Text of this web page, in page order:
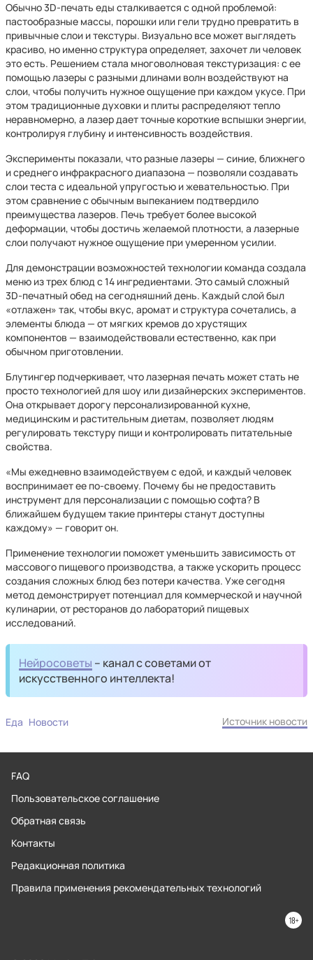
Обычно 3D-печать еды сталкивается с одной проблемой:
пастообразные массы, порошки или гели трудно превратить в
привычные слои и текстуры. Визуально все может выглядеть
красиво, но именно структура определяет, захочет ли человек
это есть. Решением стала многоволновая текстуризация: с ее
помощью лазеры с разными длинами волн воздействуют на
слои, чтобы получить нужное ощущение при каждом укусе. При
этом традиционные духовки и плиты распределяют тепло
неравномерно, а лазер дает точные короткие вспышки энергии,
контролируя глубину и интенсивность воздействия.
Эксперименты показали, что разные лазеры — синие, ближнего
и среднего инфракрасного диапазона — позволяли создавать
слои теста с идеальной упругостью и жевательностью. При
этом сравнение с обычным выпеканием подтвердило
преимущества лазеров. Печь требует более высокой
деформации, чтобы достичь желаемой плотности, а лазерные
слои получают нужное ощущение при умеренном усилии.
Для демонстрации возможностей технологии команда создала
меню из трех блюд с 14 ингредиентами. Это самый сложный
3D-печатный обед на сегодняшний день. Каждый слой был
«отлажен» так, чтобы вкус, аромат и структура сочетались, а
элементы блюда — от мягких кремов до хрустящих
компонентов — взаимодействовали естественно, как при
обычном приготовлении.
Блутингер подчеркивает, что лазерная печать может стать не
просто технологией для шоу или дизайнерских экспериментов.
Она открывает дорогу персонализированной кухне,
медицинским и растительным диетам, позволяет людям
регулировать текстуру пищи и контролировать питательные
свойства.
«Мы ежедневно взаимодействуем с едой, и каждый человек
воспринимает ее по-своему. Почему бы не предоставить
инструмент для персонализации с помощью софта? В
ближайшем будущем такие принтеры станут доступны
каждому» — говорит он.
Применение технологии поможет уменьшить зависимость от
массового пищевого производства, а также ускорить процесс
создания сложных блюд без потери качества. Уже сегодня
метод демонстрирует потенциал для коммерческой и научной
кулинарии, от ресторанов до лабораторий пищевых
исследований.
Нейросоветы – канал с советами от
искусственного интеллекта!
Еда Новости Источник новости
FAQ
Пользовательское соглашение
Обратная связь
Контакты
Редакционная политика
Правила применения рекомендательных технологий